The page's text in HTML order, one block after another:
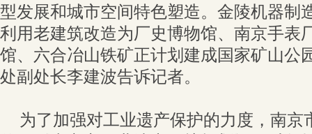
型发展和城市空间特色塑造。金陵机器制
利用老建筑改造为厂史博物馆、南京手表
馆、六合冶山铁矿正计划建成国家矿山公
处副处长李建波告诉记者。
为了加强对工业遗产保护的力度，南京